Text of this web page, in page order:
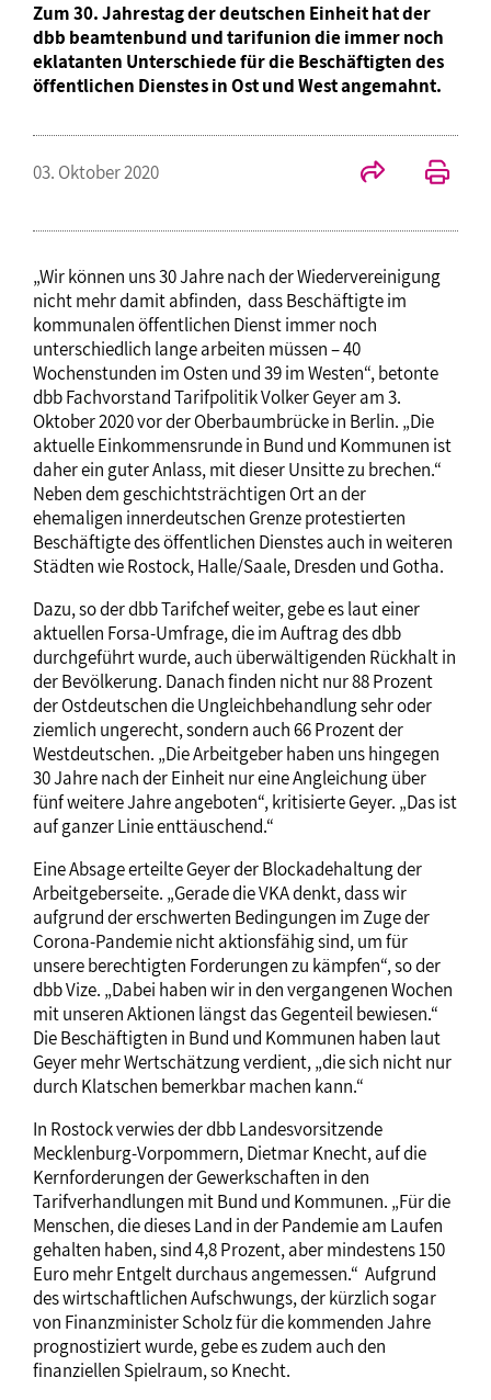
Zum 30. Jahrestag der deutschen Einheit hat der
dbb beamtenbund und tarifunion die immer noch
eklatanten Unterschiede für die Beschäftigten des
öffentlichen Dienstes in Ost und West angemahnt.
03. Oktober 2020
„Wir können uns 30 Jahre nach der Wiedervereinigung
nicht mehr damit abfinden, dass Beschäftigte im
kommunalen öffentlichen Dienst immer noch
unterschiedlich lange arbeiten müssen – 40
Wochenstunden im Osten und 39 im Westen“, betonte
dbb Fachvorstand Tarifpolitik Volker Geyer am 3.
Oktober 2020 vor der Oberbaumbrücke in Berlin. „Die
aktuelle Einkommensrunde in Bund und Kommunen ist
daher ein guter Anlass, mit dieser Unsitte zu brechen.“
Neben dem geschichtsträchtigen Ort an der
ehemaligen innerdeutschen Grenze protestierten
Beschäftigte des öffentlichen Dienstes auch in weiteren
Städten wie Rostock, Halle/Saale, Dresden und Gotha.
Dazu, so der dbb Tarifchef weiter, gebe es laut einer
aktuellen Forsa-Umfrage, die im Auftrag des dbb
durchgeführt wurde, auch überwältigenden Rückhalt in
der Bevölkerung. Danach finden nicht nur 88 Prozent
der Ostdeutschen die Ungleichbehandlung sehr oder
ziemlich ungerecht, sondern auch 66 Prozent der
Westdeutschen. „Die Arbeitgeber haben uns hingegen
30 Jahre nach der Einheit nur eine Angleichung über
fünf weitere Jahre angeboten“, kritisierte Geyer. „Das ist
auf ganzer Linie enttäuschend.“
Eine Absage erteilte Geyer der Blockadehaltung der
Arbeitgeberseite. „Gerade die VKA denkt, dass wir
aufgrund der erschwerten Bedingungen im Zuge der
Corona-Pandemie nicht aktionsfähig sind, um für
unsere berechtigten Forderungen zu kämpfen“, so der
dbb Vize. „Dabei haben wir in den vergangenen Wochen
mit unseren Aktionen längst das Gegenteil bewiesen.“
Die Beschäftigten in Bund und Kommunen haben laut
Geyer mehr Wertschätzung verdient, „die sich nicht nur
durch Klatschen bemerkbar machen kann.“
In Rostock verwies der dbb Landesvorsitzende
Mecklenburg-Vorpommern, Dietmar Knecht, auf die
Kernforderungen der Gewerkschaften in den
Tarifverhandlungen mit Bund und Kommunen. „Für die
Menschen, die dieses Land in der Pandemie am Laufen
gehalten haben, sind 4,8 Prozent, aber mindestens 150
Euro mehr Entgelt durchaus angemessen.“ Aufgrund
des wirtschaftlichen Aufschwungs, der kürzlich sogar
von Finanzminister Scholz für die kommenden Jahre
prognostiziert wurde, gebe es zudem auch den
finanziellen Spielraum, so Knecht.